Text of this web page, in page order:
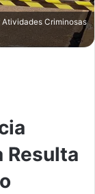
Criminosas
Resulta